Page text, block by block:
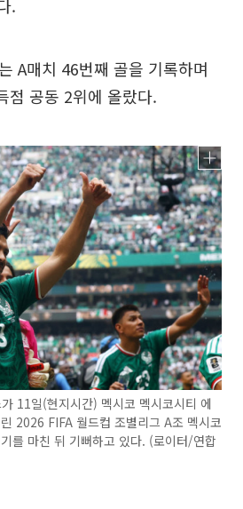
.
A매치 46번째 골을 기록하며
점 공동 2위에 올랐다.
11일(현지시간) 멕시코 멕시코시티 에
2026 FIFA 월드컵 조별리그 A조 멕시코
를 마친 뒤 기뻐하고 있다. (로이터/연합